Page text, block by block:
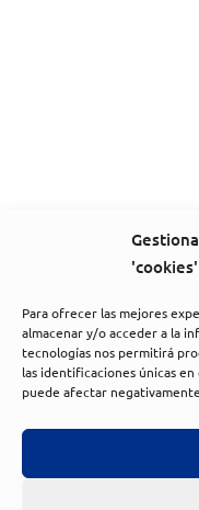
'cookies'
Para ofrecer las mejores
almacenar y/o acceder a la
tecnologías nos permitirá
las identificaciones únicas
puede afectar